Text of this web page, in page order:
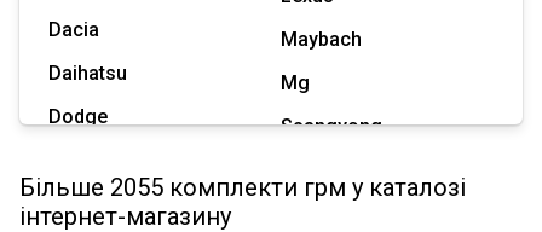
Dacia
Daihatsu
Dodge
Great Wall
Maybach
Mg
Ssangyong
Більше 2055 комплекти грм у каталозі
інтернет-магазину